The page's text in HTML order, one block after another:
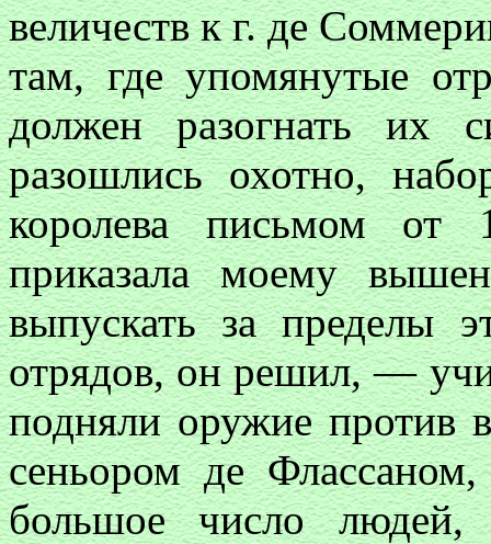
величеств к г. де
там, где упомянутые
должен разогнать их
разошлись охотно,
королева письмом от
приказала моему
выпускать за пределы
отрядов, он решил, —
подняли оружие против
сеньором де
большое число людей,